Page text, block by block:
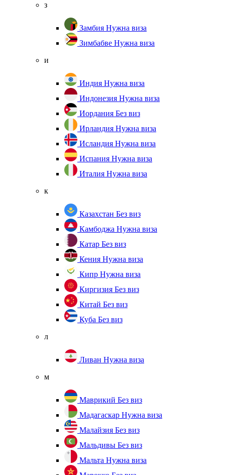
з
Замбия Нужна виза
Зимбабве Нужна виза
и
Индия Нужна виза
Индонезия Нужна виза
Иордания Без виз
Ирландия Нужна виза
Исландия Нужна виза
Испания Нужна виза
Италия Нужна виза
к
Казахстан Без виз
Камбоджа Нужна виза
Катар Без виз
Кения Нужна виза
Кипр Нужна виза
Киргизия Без виз
Китай Без виз
Куба Без виз
л
Ливан Нужна виза
м
Маврикий Без виз
Мадагаскар Нужна виза
Малайзия Без виз
Мальдивы Без виз
Мальта Нужна виза